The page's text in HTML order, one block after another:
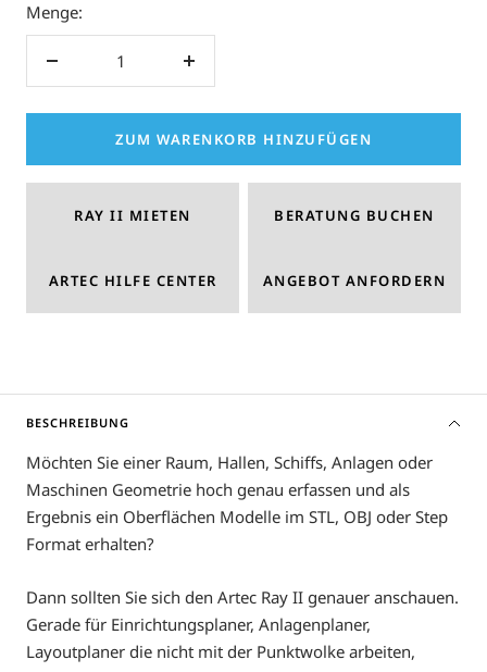
Menge:
Menge
ZUM WARENKORB HINZUFÜGEN
RAY II MIETEN BERATUNG BUCHEN
ARTEC HILFE CENTER ANGEBOT ANFORDERN
BESCHREIBUNG
Möchten Sie einer Raum, Hallen, Schiffs, Anlagen oder
Maschinen Geometrie hoch genau erfassen und als
Ergebnis ein Oberflächen Modelle im STL, OBJ oder Step
Format erhalten?
Dann sollten Sie sich den Artec Ray II genauer anschauen.
Gerade für Einrichtungsplaner, Anlagenplaner,
Layoutplaner die nicht mit der Punktwolke arbeiten,